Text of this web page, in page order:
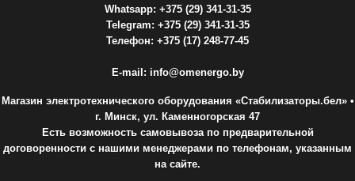
Whatsapp: +375 (29) 341-31-35
Telegram: +375 (29) 341-31-35
Телефон: +375 (17) 248-77-45
E-mail: info@omenergo.by
Магазин электротехнического оборудования «Стабилизаторы.бел»•
г. Минск, ул. Каменногорская 47
Есть возможность самовывоза по предварительной
договоренности с нашими менеджерами по телефонам, указанным
на сайте.